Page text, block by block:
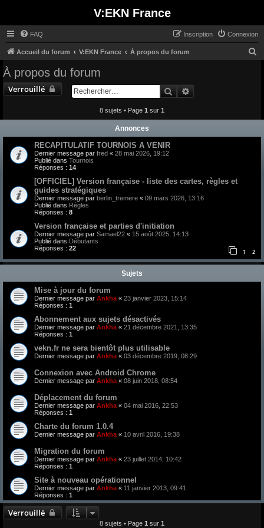
V:EKN France
FAQ Connexion
Inscription
Accueil du forum V:EKN France À propos du forum
r
c
À propos du forum
Verrouillé Rechercher
8 sujets • Page 1 sur 1
Annonces
RECAPITULATIF TOURNOIS A VENIR
Dernier message par fred « 28 mai 2026, 19:12
Publié dans Tournois
Réponses : 14
[OFFICIEL] Version française - liste des cartes, règles et
guides stratégiques
Dernier message par berlin_tremere « 09 mars 2026, 13:16
Publié dans Règles
Réponses : 8
Version française et parties d'initiation
Dernier message par Samael22 « 15 août 2025, 14:13
Publié dans Débutants
Réponses : 22 1 2
Sujets
Mise à jour du forum
Dernier message par Ankha « 23 janvier 2023, 15:14
Réponses : 1
Abonnement aux sujets désactivés
Dernier message par Ankha « 21 décembre 2021, 13:35
Réponses : 1
vekn.fr ne sera bientôt plus utilisable
Dernier message par Ankha « 03 décembre 2019, 08:29
Connexion avec Android Chrome
Dernier message par Ankha « 08 juin 2018, 08:54
Déplacement du forum
Dernier message par Ankha « 04 mai 2016, 22:53
Réponses : 1
Charte du forum 1.0.4
Dernier message par Ankha « 10 avril 2016, 19:38
Migration du forum
Dernier message par Ankha « 23 juillet 2014, 10:42
Réponses : 1
Site à nouveau opérationnel
Dernier message par Ankha « 11 janvier 2013, 09:41
Réponses : 1
Verrouillé
8 sujets • Page 1 sur 1